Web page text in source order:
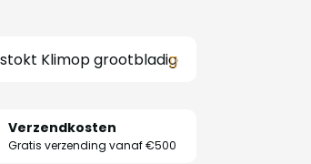
Verzendkosten
Gratis verzending vanaf €500